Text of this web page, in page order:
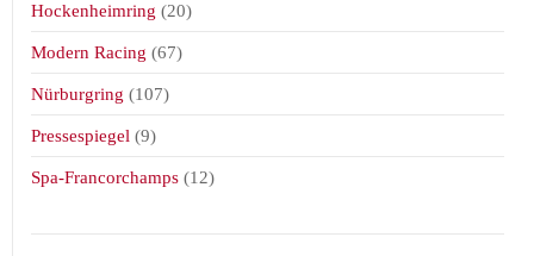
Hockenheimring (20)
Modern Racing (67)
Nürburgring (107)
Pressespiegel (9)
Spa-Francorchamps (12)